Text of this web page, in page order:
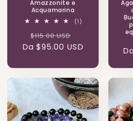
Amazzonite e
Acquamarina
(1)
Prezzo
di
$115.00 USD
scontato
Da $95.00 USD